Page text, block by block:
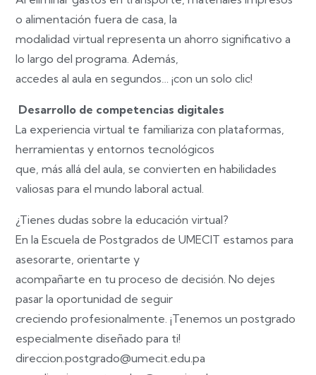
o alimentación fuera de casa, la
modalidad virtual representa un ahorro significativo a
lo largo del programa. Además,
accedes al aula en segundos… ¡con un solo clic!
Desarrollo de competencias digitales
La experiencia virtual te familiariza con plataformas,
herramientas y entornos tecnológicos
que, más allá del aula, se convierten en habilidades
valiosas para el mundo laboral actual.
¿Tienes dudas sobre la educación virtual?
En la Escuela de Postgrados de UMECIT estamos para
asesorarte, orientarte y
acompañarte en tu proceso de decisión. No dejes
pasar la oportunidad de seguir
creciendo profesionalmente. ¡Tenemos un postgrado
especialmente diseñado para ti!
direccion.postgrado@umecit.edu.pa